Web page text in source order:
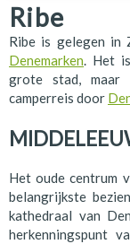
Ribe
Ribe is gelegen in
Denemarken. Het
grote stad, maar
camperreis door
Het oude centrum
belangrijkste
kathedraal van
herkenningspunt